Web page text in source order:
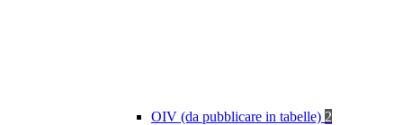
OIV (da pubblicare in tabelle) 2